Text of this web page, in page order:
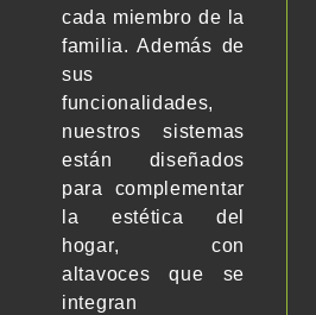
cada miembro de la
familia. Además de
sus
funcionalidades,
nuestros sistemas
están diseñados
para complementar
la estética del
hogar, con
altavoces que se
integran